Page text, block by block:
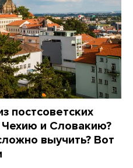
постсоветских
Чехию и Словакию?
выучить? Вот